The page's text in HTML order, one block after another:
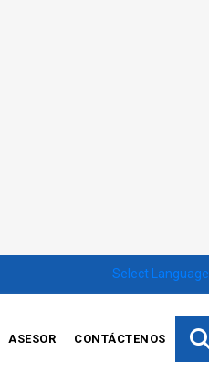
Select Language
ASESOR CONTÁCTENOS